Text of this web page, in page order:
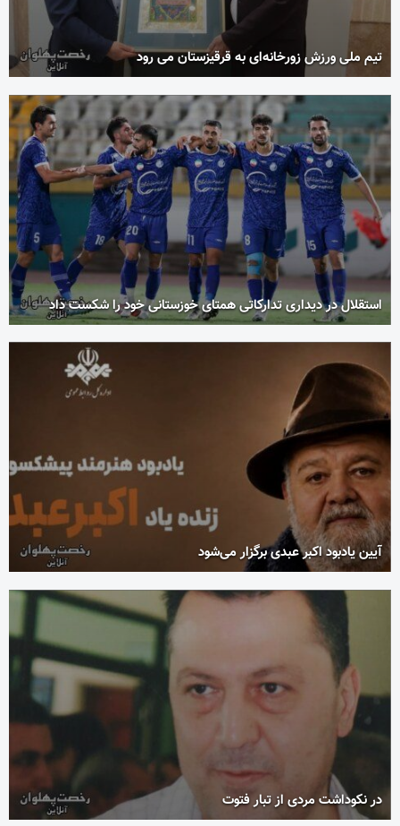
تیم ملی ورزش زورخانه‌ای به قرقیزستان می رود
استقلال در دیداری تدارکاتی همتای خوزستانی خود را شکست داد
آیین یادبود اکبر عبدی برگزار می‌شود
در نکوداشت مردی از تبار فتوت